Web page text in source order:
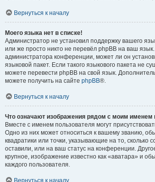
Вернуться к началу
Моего языка нет в списке!
Администратор не установил поддержку вашего
или же просто никто не перевёл phpBB на ваш
администратора конференции, может ли он
языковой пакет. Если такого языкового пакета не
можете перевести phpBB на свой язык.
можете получить на сайте phpBB®.
Вернуться к началу
Что означают изображения рядом с моим именем
Вместе с именем пользователя могут
Одно из них может относиться к вашему званию,
квадратики или точки, указывающие на то, сколько
оставили, или на ваш статус на конференции.
крупное, изображение известно как «аватара» и
каждого пользователя.
Вернуться к началу